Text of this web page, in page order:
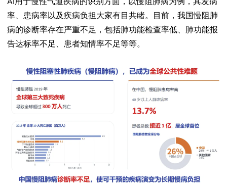
率、患病率以及疾病负担大家有目共睹。目前，我国慢阻肺
病的诊断率存在严重不足，包括肺功能检查率低、肺功能报
告达标率不足、患者知情率不足等等。